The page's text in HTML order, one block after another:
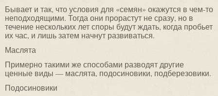
Бывает и так, что условия для «семян» окажутся в чем-то
неподходящими. Тогда они прорастут не сразу, но в
течение нескольких лет споры будут ждать, когда пробьет
их час, и лишь затем начнут развиваться.
Маслята
Примерно такими же способами разводят другие
ценные виды — маслята, подосиновики, подберезовики.
Подосиновики